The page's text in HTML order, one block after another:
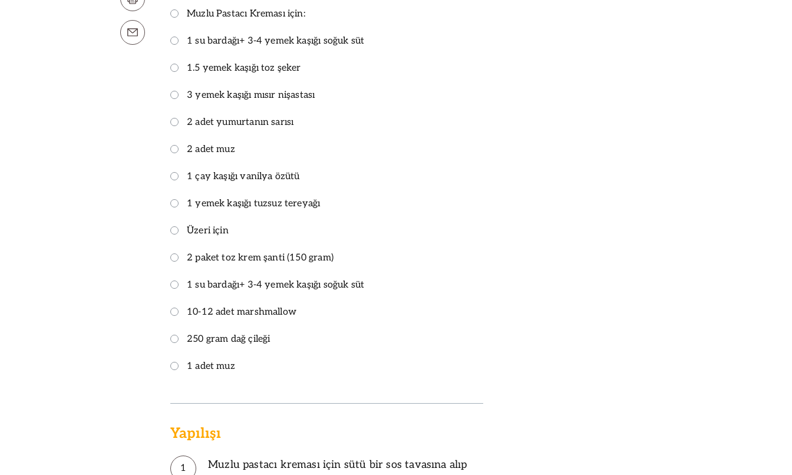
Muzlu Pastacı Kreması için:
1 su bardağı+ 3-4 yemek kaşığı soğuk süt
1.5 yemek kaşığı toz şeker
3 yemek kaşığı mısır nişastası
2 adet yumurtanın sarısı
2 adet muz
1 çay kaşığı vanilya özütü
1 yemek kaşığı tuzsuz tereyağı
Üzeri için
2 paket toz krem şanti (150 gram)
1 su bardağı+ 3-4 yemek kaşığı soğuk süt
10-12 adet marshmallow
250 gram dağ çileği
1 adet muz
Yapılışı
1
Muzlu pastacı kreması için sütü bir sos tavasına alıp